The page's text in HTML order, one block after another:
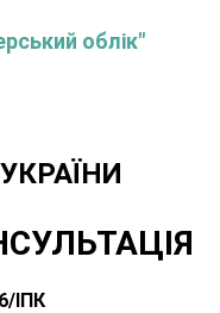
облік"
ІПК